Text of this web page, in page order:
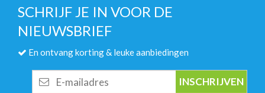
SCHRIJF JE IN VOOR DE
NIEUWSBRIEF
En ontvang korting & leuke aanbiedingen
mailadres